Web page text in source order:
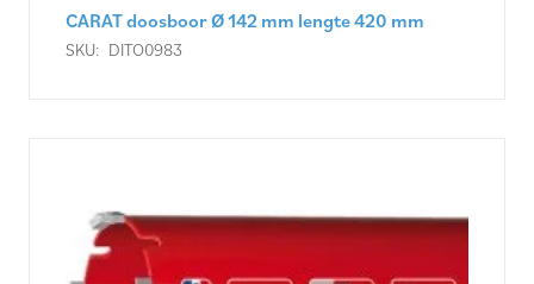
CARAT doosboor Ø 142 mm lengte 420 mm
SKU: DITO0983